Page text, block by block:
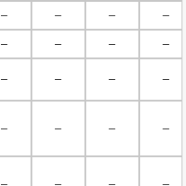
－ － －
－
－ － －
－
－ － － －
－ － － －